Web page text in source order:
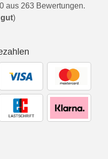
aus 263 Bewertungen.
)